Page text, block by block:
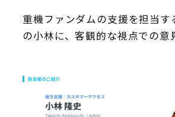
重機ファンダムの支援を担当す
の小林に、客観的な視点での意